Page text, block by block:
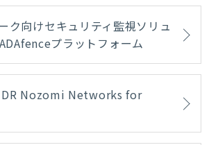
ク向けセキュリティ監視ソリュ
プラットフォーム
Nozomi Networks for